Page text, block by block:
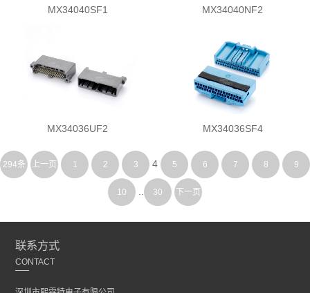
MX34040SF1 MX34040NF2
MX34036UF2 MX34036SF4
294条 上一页 1 2 3 4 5 6 7 8 9
10 .. 30 下一页
联系方式
CONTACT